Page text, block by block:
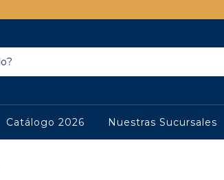
Catálogo 2026 Nuestras Sucursales